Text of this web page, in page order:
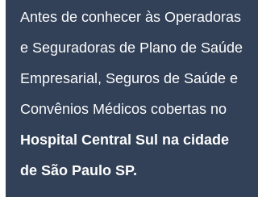
Antes de conhecer às Operadoras
e Seguradoras de Plano de Saúde
Empresarial, Seguros de Saúde e
Convênios Médicos cobertas no
Hospital Central Sul na cidade
de São Paulo SP.